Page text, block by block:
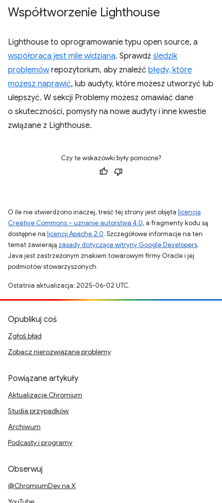
Współtworzenie Lighthouse
Lighthouse to oprogramowanie typu open source, a
współpraca jest mile widziana. Sprawdź śledzik
problemówrepozytorium, aby znaleźć błędy, które
możesz naprawić, lub audyty, które możesz utworzyć lub
ulepszyć. W sekcji Problemy możesz omawiać dane
o skuteczności, pomysły na nowe audyty i inne kwestie
związane z Lighthouse.
Czy te wskazówki były pomocne?
O ile nie stwierdzono inaczej, treść tej strony jest objęta licencją
Creative Commons – uznanie autorstwa 4.0, a fragmenty kodu są
dostępne na licencji Apache 2.0. Szczegółowe informacje na ten
temat zawierają zasady dotyczące witryny Google Developers.
Java jest zastrzeżonym znakiem towarowym firmy Oracle i jej
podmiotów stowarzyszonych.
Ostatnia aktualizacja: 2025-06-02 UTC.
Opublikuj coś
Zgłoś błąd
Zobacz nierozwiązane problemy
Powiązane artykuły
Aktualizacje Chromium
Studia przypadków
Archiwum
Podcasty i programy
Obserwuj
@ChromiumDev na X